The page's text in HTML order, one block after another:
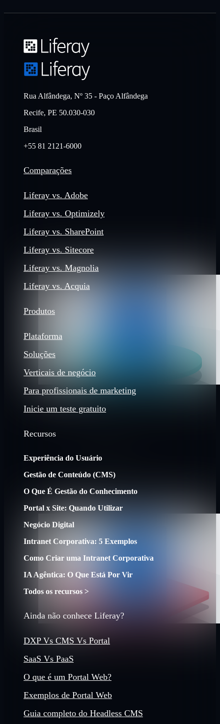
Rua Alfândega, Nº 35 - Paço Alfândega
Recife, PE 50.030-030
Brasil
+55 81 2121-6000
Comparações
Liferay vs. Adobe
Liferay vs. Optimizely
Liferay vs. SharePoint
Liferay vs. Sitecore
Liferay vs. Magnolia
Liferay vs. Acquia
Produtos
Plataforma
Soluções
Verticais de negócio
Para profissionais de marketing
Inicie um teste gratuito
Recursos
Experiência do Usuário
Gestão de Conteúdo (CMS)
O Que É Gestão do Conhecimento
Portal x Site: Quando Utilizar
Negócio Digital
Intranet Corporativa: 5 Exemplos
Como Criar uma Intranet Corporativa
IA Agêntica: O Que Está Por Vir
Todos os recursos >
Ainda não conhece Liferay?
DXP Vs CMS Vs Portal
SaaS Vs PaaS
O que é um Portal Web?
Exemplos de Portal Web
Guia completo do Headless CMS